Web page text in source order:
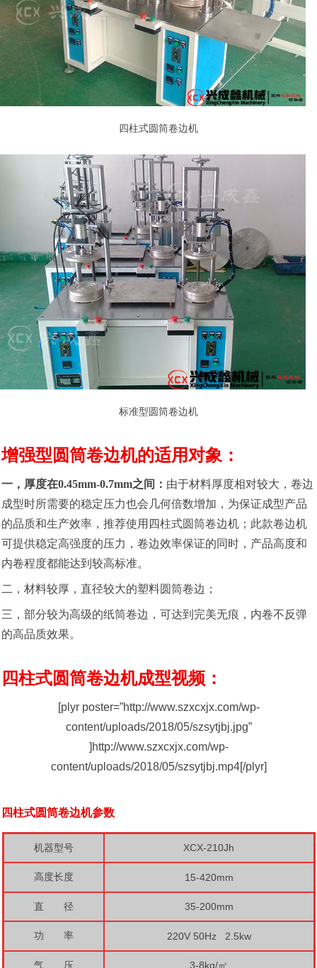
四柱式圆筒卷边机
标准型圆筒卷边机
增强型圆筒卷边机的适用对象：
一，厚度在0.45mm-0.7mm之间： 由于材料厚度相对较大，卷边
成型时所需要的稳定压力也会几何倍数增加，为保证成型产品
的品质和生产效率，推荐使用四柱式圆筒卷边机；此款卷边机
可提供稳定高强度的压力，卷边效率保证的同时，产品高度和
内卷程度都能达到较高标准。
二，材料较厚，直径较大的塑料圆筒卷边；
三，部分较为高级的纸筒卷边，可达到完美无痕，内卷不反弹
的高品质效果。
四柱式圆筒卷边机成型视频：
[plyr poster=”http://www.szxcxjx.com/wp-
content/uploads/2018/05/szsytjbj.jpg”
]http://www.szxcxjx.com/wp-
content/uploads/2018/05/szsytjbj.mp4[/plyr]
四柱式圆筒卷边机参数
机器型号 XCX-210Jh
高度长度 15-420mm
直 径 35-200mm
功 率 220V50Hz 2.5kw
气 压 3-8kg/㎡